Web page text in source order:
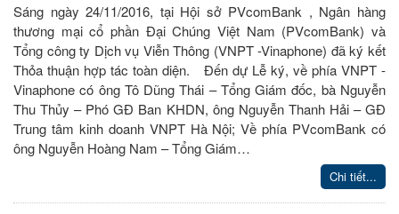
Sáng ngày 24/11/2016, tại Hội sở PVcomBank , Ngân hàng
thương mại cổ phần Đại Chúng Việt Nam (PVcomBank) và
Tổng công ty Dịch vụ Viễn Thông (VNPT -Vinaphone) đã ký kết
Thỏa thuận hợp tác toàn diện. Đến dự Lễ ký, về phía VNPT -
Vinaphone có ông Tô Dũng Thái – Tổng Giám đốc, bà Nguyễn
Thu Thủy – Phó GĐ Ban KHDN, ông Nguyễn Thanh Hải – GĐ
Trung tâm kinh doanh VNPT Hà Nội; Về phía PVcomBank có
ông Nguyễn Hoàng Nam – Tổng Giám…
Chi tiết...